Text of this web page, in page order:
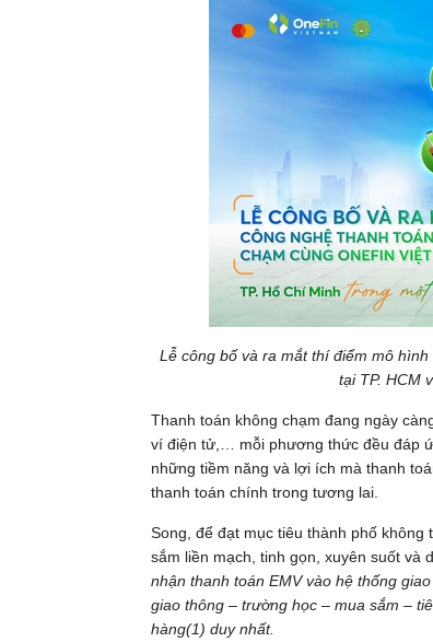
Lễ công bố và ra mắt thí điểm mô
tại TP. HCM
Thanh toán không chạm đang ngày
ví điện tử,… mỗi phương thức đều đáp
những tiềm năng và lợi ích mà thanh
thanh toán chính trong tương lai.
Song, để đạt mục tiêu thành phố
sắm liền mạch, tinh gọn, xuyên suốt và
nhận thanh toán EMV vào hệ thống
giao thông – trường học – mua sắm –
hàng(1) duy nhất.